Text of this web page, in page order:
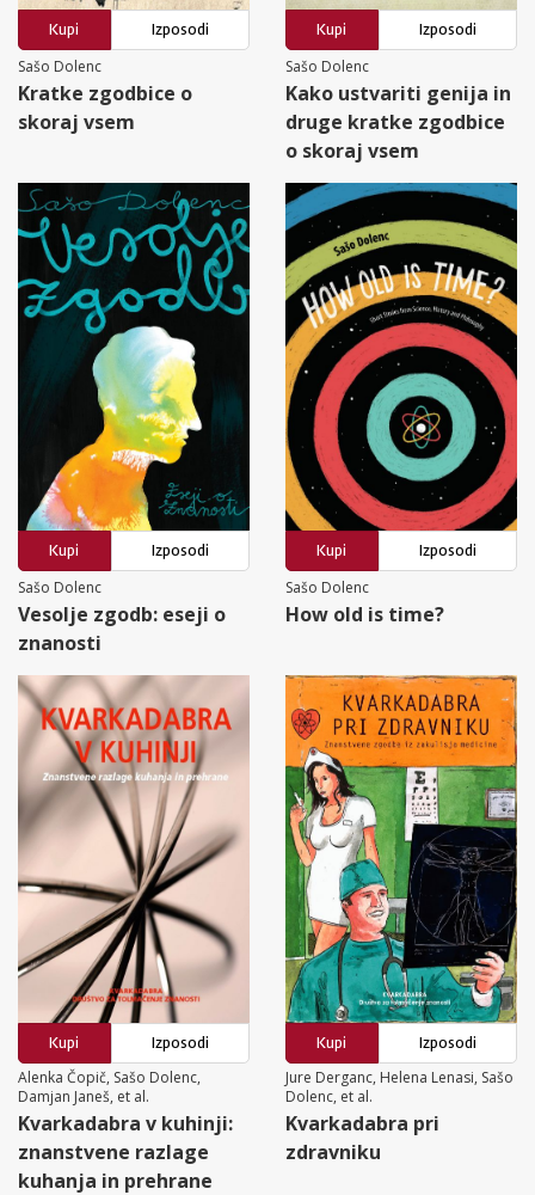
Kupi
Izposodi
Sašo Dolenc
Kratke zgodbice o
skoraj vsem
Kupi
Izposodi
Sašo Dolenc
Kako ustvariti genija in
druge kratke zgodbice
o skoraj vsem
Kupi
Izposodi
Sašo Dolenc
Vesolje zgodb: eseji o
znanosti
Kupi
Izposodi
Sašo Dolenc
How old is time?
Kupi
Izposodi
Alenka Čopič, Sašo Dolenc,
Damjan Janeš, et al.
Kvarkadabra v kuhinji:
znanstvene razlage
kuhanja in prehrane
Kupi
Izposodi
Jure Derganc, Helena Lenasi, Sašo
Dolenc, et al.
Kvarkadabra pri
zdravniku